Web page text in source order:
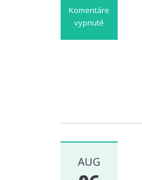
Komentáre
vypnuté
AUG